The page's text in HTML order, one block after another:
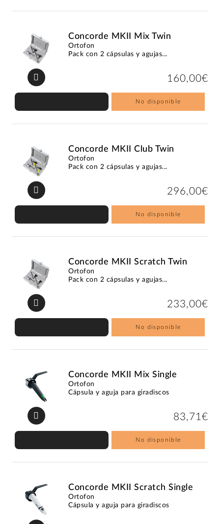
Concorde MKII Mix Twin
Ortofon
Pack con 2 cápsulas y agujas...
160,00€
No disponible
Concorde MKII Club Twin
Ortofon
Pack con 2 cápsulas y agujas...
296,00€
No disponible
Concorde MKII Scratch Twin
Ortofon
Pack con 2 cápsulas y agujas...
233,00€
No disponible
Concorde MKII Mix Single
Ortofon
Cápsula y aguja para giradiscos
83,71€
No disponible
Concorde MKII Scratch Single
Ortofon
Cápsula y aguja para giradiscos